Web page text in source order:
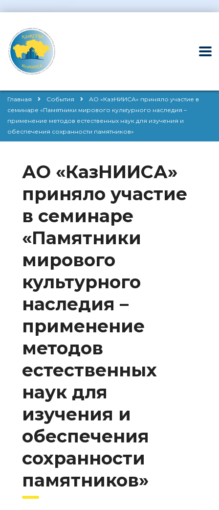
Главная События
АО «КазНИИСА» приняло участие в
семинаре «Памятники мирового культурного наследия –
применение методов естественных наук для изучения и
обеспечения сохранности памятников»
АО «КазНИИСА»
приняло участие
в семинаре
«Памятники
мирового
культурного
наследия –
применение
методов
естественных
наук для
изучения и
обеспечения
сохранности
памятников»